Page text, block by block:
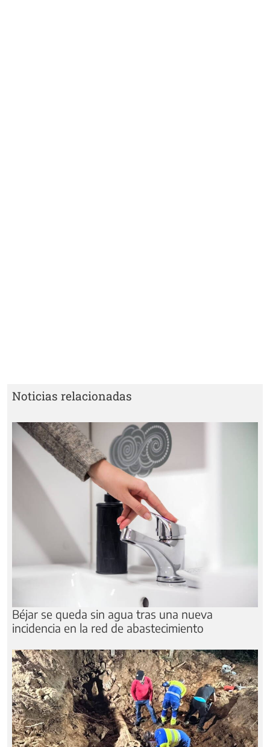
Noticias relacionadas
Béjar se queda sin agua tras una nueva
incidencia en la red de abastecimiento